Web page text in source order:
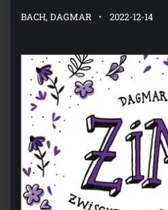
BACH, DAGMAR 2022-12-14